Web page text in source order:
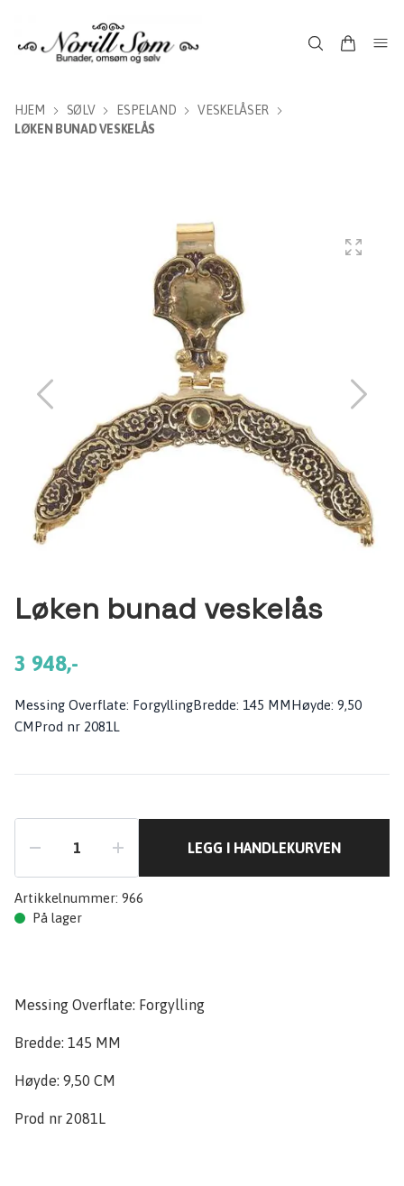
HJEM SØLV ESPELAND
VESKELÅSER
LØKEN BUNAD VESKELÅS
Løken bunad veskelås
3 948,-
Messing Overflate: ForgyllingBredde: 145 MMHøyde: 9,50
CMProd nr 2081L
LEGG I HANDLEKURVEN
Artikkelnummer: 966
På lager
Messing Overflate: Forgylling
Bredde: 145 MM
Høyde: 9,50 CM
Prod nr 2081L